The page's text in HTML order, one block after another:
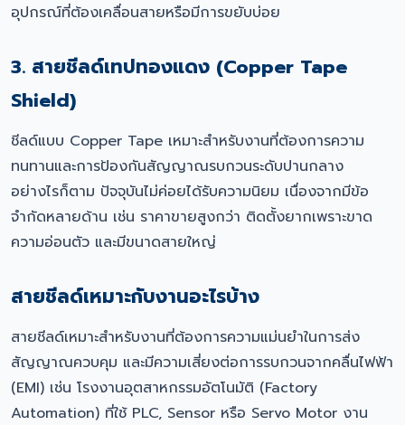
อุปกรณ์ที่ต้องเคลื่อนสายหรือมีการขยับบ่อย
3. สายชีลด์เทปทองแดง (Copper Tape
Shield)
ชีลด์แบบ Copper Tape เหมาะสำหรับงานที่ต้องการความ
ทนทานและการป้องกันสัญญาณรบกวนระดับปานกลาง
อย่างไรก็ตาม ปัจจุบันไม่ค่อยได้รับความนิยม เนื่องจากมีข้อ
จำกัดหลายด้าน เช่น ราคาขายสูงกว่า ติดตั้งยากเพราะขาด
ความอ่อนตัว และมีขนาดสายใหญ่
สายชีลด์เหมาะกับงานอะไรบ้าง
สายชีลด์เหมาะสำหรับงานที่ต้องการความแม่นยำในการส่ง
สัญญาณควบคุม และมีความเสี่ยงต่อการรบกวนจากคลื่นไฟฟ้า
(EMI) เช่น โรงงานอุตสาหกรรมอัตโนมัติ (Factory
Automation) ที่ใช้ PLC, Sensor หรือ Servo Motor งาน